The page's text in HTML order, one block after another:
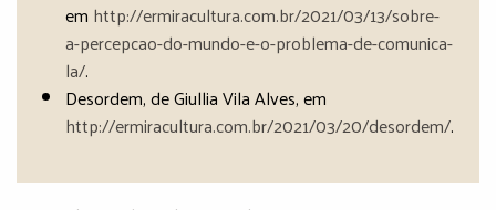
em http://ermiracultura.com.br/2021/03/13/sobre-
a-percepcao-do-mundo-e-o-problema-de-comunica-
la/.
Desordem, de Giullia Vila Alves, em
http://ermiracultura.com.br/2021/03/20/desordem/.